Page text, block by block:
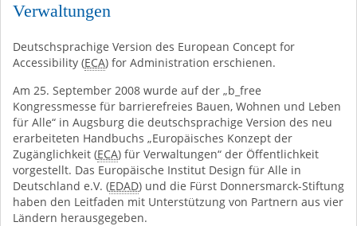
Verwaltungen
Deutschsprachige Version des European Concept for
Accessibility (ECA) for Administration erschienen.
Am 25. September 2008 wurde auf der „b_ free
Kongressmesse für barrierefreies Bauen, Wohnen und Leben
für Alle“ in Augsburg die deutschsprachige Version des neu
erarbeiteten Handbuchs „Europäisches Konzept der
Zugänglichkeit (ECA) für Verwaltungen“ der Öffentlichkeit
vorgestellt. Das Europäische Institut Design für Alle in
Deutschland e.V. (EDAD) und die Fürst Donnersmarck-Stiftung
haben den Leitfaden mit Unterstützung von Partnern aus vier
Ländern herausgegeben.